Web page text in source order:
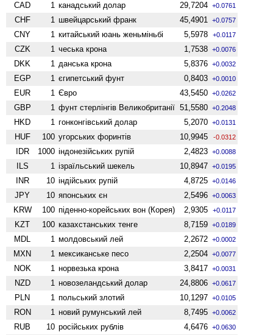
CAD 1 канадський долар 29,7204 +0.0761
CHF 1 швейцарський франк 45,4901 +0.0757
CNY 1 китайський юань женьмiньбi 5,5978 +0.0117
CZK 1 чеська крона 1,7538 +0.0076
DKK 1 данська крона 5,8376 +0.0032
EGP 1 єгипетський фунт 0,8403 +0.0010
EUR 1 Євро 43,5450 +0.0262
GBP 1 фунт стерлінгів Велико­британії 51,5580 +0.2048
HKD 1 гонконгівський долар 5,2070 +0.0131
HUF 100 угорських форинтів 10,9945 -0.0312
IDR 1000 індонезійських рупій 2,4823 +0.0088
ILS 1 ізраїльський шекель 10,8947 +0.0195
INR 10 індійських рупій 4,8725 +0.0146
JPY 10 японських єн 2,5496 +0.0063
KRW 100 піденно-корейських вон (Корея) 2,9305 +0.0117
KZT 100 казахстанських тенге 8,7159 +0.0189
MDL 1 молдовський лей 2,2672 +0.0002
MXN 1 мексиканське песо 2,2504 +0.0077
NOK 1 норвезька крона 3,8417 +0.0031
NZD 1 ново­зеландський долар 24,8806 +0.0617
PLN 1 польський злотий 10,1297 +0.0105
RON 1 новий румунський лей 8,7495 +0.0062
RUB 10 російських рублів 4,6476 +0.0630